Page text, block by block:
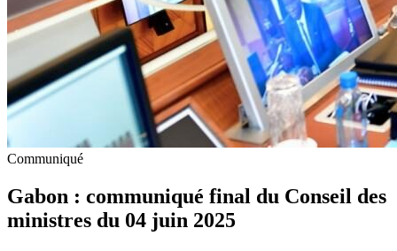
Communiqué
Gabon : communiqué final du Conseil des
ministres du 04 juin 2025